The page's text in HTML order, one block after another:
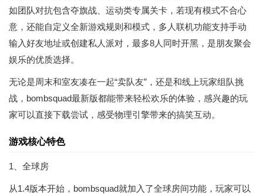
如团队对抗包含夺旗战、运动类专属关卡，若现有模式不合心
意，还能自定义全新游戏规则和模式，多人联机功能支持手动
输入好友地址或创建私人派对，最多8人同时开黑，是朋友聚会
娱乐的优质选择。
无论是周末和室友凑在一起“卖队友”，还是和线上玩家组队挑
战，bombsquad最新版都能带来轻松欢乐的体验，感兴趣的玩
家可以直接下载尝试，感受物理引擎带来的搞笑互动。
游戏核心特色
1、全球房
从1.4版本开始，bombsquad就加入了全球房间功能，玩家可以